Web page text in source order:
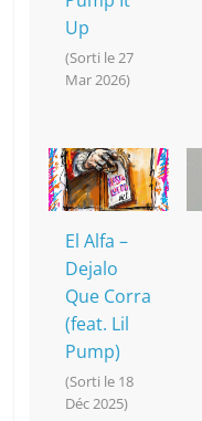
Up
(Sorti le 27
Mar 2026)
El Alfa –
Dejalo
Que Corra
(feat. Lil
Pump)
(Sorti le 18
Déc 2025)